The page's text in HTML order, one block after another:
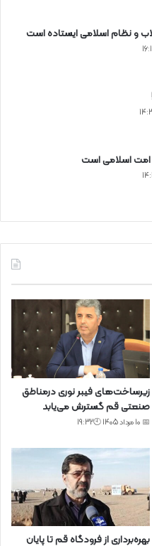
و نظام اسلامی ایستاده است
امت اسلامی است
زیرساخت‌های فیبر نوری درمناطق
صنعتی قم گسترش می‌یابد
📅 10 مرداد 1405 🕙19:32
بهره‌برداری از فرودگاه قم تا پایان